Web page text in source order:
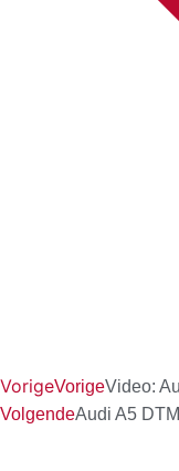
VorigeVorigeVideo:
VolgendeAudi A5